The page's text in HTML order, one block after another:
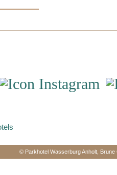
© Parkhotel Wasserburg Anholt, Brune